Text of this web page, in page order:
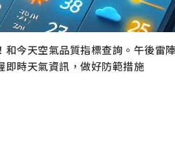
和今天空氣品質指標查詢。午後雷
即時天氣資訊，做好防範措施